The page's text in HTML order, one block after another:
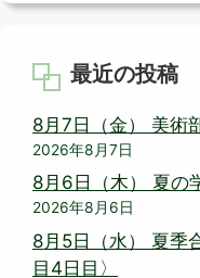
最近の投稿
8月7日（金） 美術
2026年8月7日
8月6日（木） 夏の
2026年8月6日
8月5日（水） 夏季
目4日目〉